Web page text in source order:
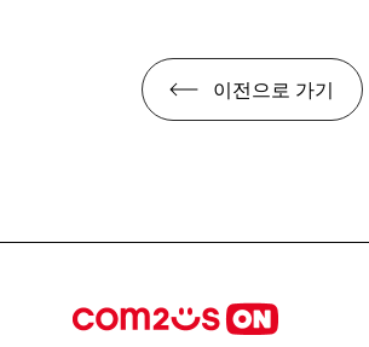
이전으로 가기